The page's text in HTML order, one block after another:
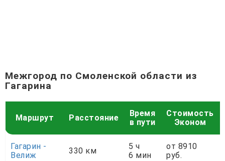
Межгород по Смоленской области из
Гагарина
Маршрут Расстояние
Время
в пути
Стоимость
Эконом
Гагарин -
Велиж
330 км
5 ч
6 мин
от 8910
руб.